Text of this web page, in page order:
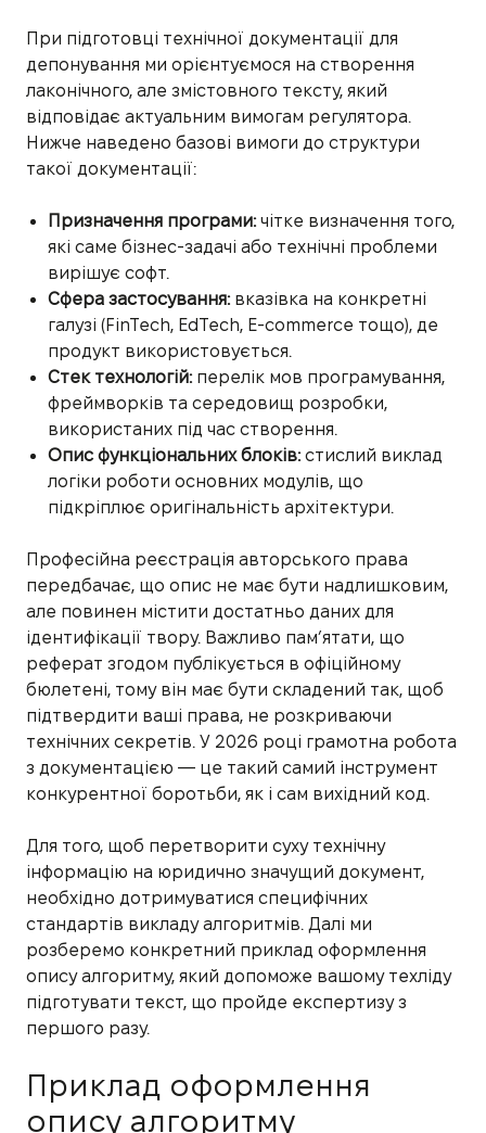
При підготовці технічної документації для
депонування ми орієнтуємося на створення
лаконічного, але змістовного тексту, який
відповідає актуальним вимогам регулятора.
Нижче наведено базові вимоги до структури
такої документації:
Призначення програми:чітке визначення того,
які саме бізнес-задачі або технічні проблеми
вирішує софт.
Сфера застосування:вказівка на конкретні
галузі (FinTech, EdTech, E-commerce тощо), де
продукт використовується.
Стек технологій:перелік мов програмування,
фреймворків та середовищ розробки,
використаних під час створення.
Опис функціональних блоків:стислий виклад
логіки роботи основних модулів, що
підкріплює оригінальність архітектури.
Професійна реєстрація авторського права
передбачає, що опис не має бути надлишковим,
але повинен містити достатньо даних для
ідентифікації твору. Важливо пам’ятати, що
реферат згодом публікується в офіційному
бюлетені, тому він має бути складений так, щоб
підтвердити ваші права, не розкриваючи
технічних секретів. У 2026 році грамотна робота
з документацією — це такий самий інструмент
конкурентної боротьби, як і сам вихідний код.
Для того, щоб перетворити суху технічну
інформацію на юридично значущий документ,
необхідно дотримуватися специфічних
стандартів викладу алгоритмів. Далі ми
розберемо конкретний приклад оформлення
опису алгоритму, який допоможе вашому техліду
підготувати текст, що пройде експертизу з
першого разу.
Приклад оформлення
опису алгоритму